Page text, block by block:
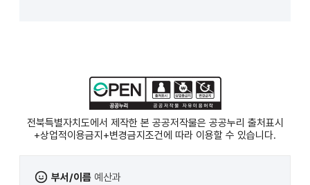
전북특별자치도에서 제작한 본 공공저작물은 공공누리 출처표시
+상업적이용금지+변경금지 조건에 따라 이용할 수 있습니다.
부서/이름 예산과